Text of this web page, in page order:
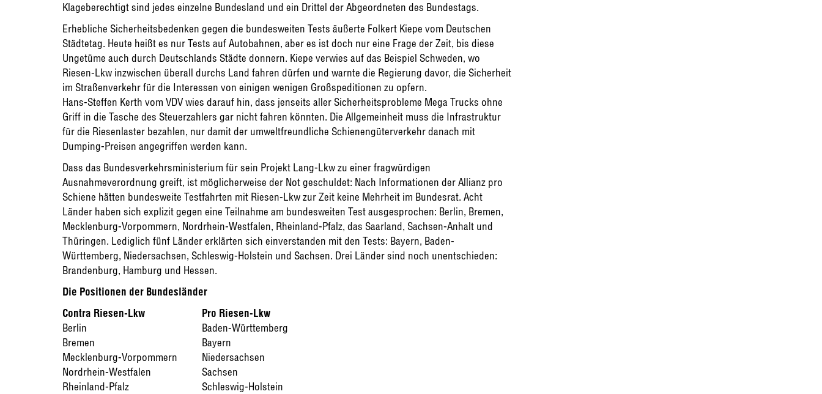
Klageberechtigt sind jedes einzelne Bundesland und ein Drittel der Abgeordneten des Bundestags.
Erhebliche Sicherheitsbedenken gegen die bundesweiten Tests äußerte Folkert Kiepe vom Deutschen
Städtetag. Heute heißt es nur Tests auf Autobahnen, aber es ist doch nur eine Frage der Zeit, bis diese
Ungetüme auch durch Deutschlands Städte donnern. Kiepe verwies auf das Beispiel Schweden, wo
Riesen-Lkw inzwischen überall durchs Land fahren dürfen und warnte die Regierung davor, die Sicherheit
im Straßenverkehr für die Interessen von einigen wenigen Großspeditionen zu opfern.
Hans-Steffen Kerth vom VDV wies darauf hin, dass jenseits aller Sicherheitsprobleme Mega Trucks ohne
Griff in die Tasche des Steuerzahlers gar nicht fahren könnten. Die Allgemeinheit muss die Infrastruktur
für die Riesenlaster bezahlen, nur damit der umweltfreundliche Schienengüterverkehr danach mit
Dumping-Preisen angegriffen werden kann.
Dass das Bundesverkehrsministerium für sein Projekt Lang-Lkw zu einer fragwürdigen
Ausnahmeverordnung greift, ist möglicherweise der Not geschuldet: Nach Informationen der Allianz pro
Schiene hätten bundesweite Testfahrten mit Riesen-Lkw zur Zeit keine Mehrheit im Bundesrat. Acht
Länder haben sich explizit gegen eine Teilnahme am bundesweiten Test ausgesprochen: Berlin, Bremen,
Mecklenburg-Vorpommern, Nordrhein-Westfalen, Rheinland-Pfalz, das Saarland, Sachsen-Anhalt und
Thüringen. Lediglich fünf Länder erklärten sich einverstanden mit den Tests: Bayern, Baden-
Württemberg, Niedersachsen, Schleswig-Holstein und Sachsen. Drei Länder sind noch unentschieden:
Brandenburg, Hamburg und Hessen.
Die Positionen der Bundesländer
Contra Riesen-Lkw
Pro Riesen-Lkw
Berlin
Baden-Württemberg
Bremen
Bayern
Mecklenburg-Vorpommern
Niedersachsen
Nordrhein-Westfalen
Sachsen
Rheinland-Pfalz
Schleswig-Holstein